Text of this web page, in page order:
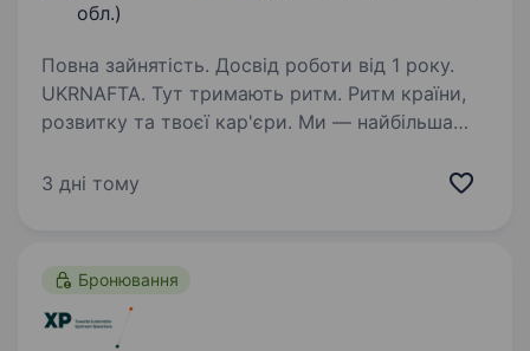
обл.)
Повна зайнятість. Досвід роботи від 1 року.
UKRNAFTA. Тут тримають ритм. Ритм країни,
розвитку та твоєї кар'єри. Ми — найбільша
це 2 000+ свердловин, майже 700 сучасних
3 дні тому
Бронювання